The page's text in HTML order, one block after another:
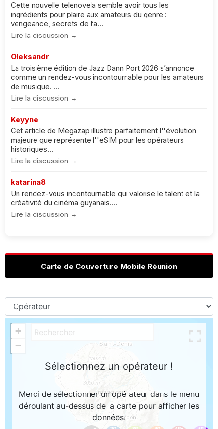
Cette nouvelle telenovela semble avoir tous les
ingrédients pour plaire aux amateurs du genre :
vengeance, secrets de fa...
Lire la discussion →
Oleksandr
La troisième édition de Jazz Dann Port 2026 s’annonce
comme un rendez-vous incontournable pour les amateurs
de musique. ...
Lire la discussion →
Keyyne
Cet article de Megazap illustre parfaitement l''évolution
majeure que représente l''eSIM pour les opérateurs
historiques...
Lire la discussion →
katarina8
Un rendez-vous incontournable qui valorise le talent et la
créativité du cinéma guyanais....
Lire la discussion →
Carte de Couverture Mobile Réunion